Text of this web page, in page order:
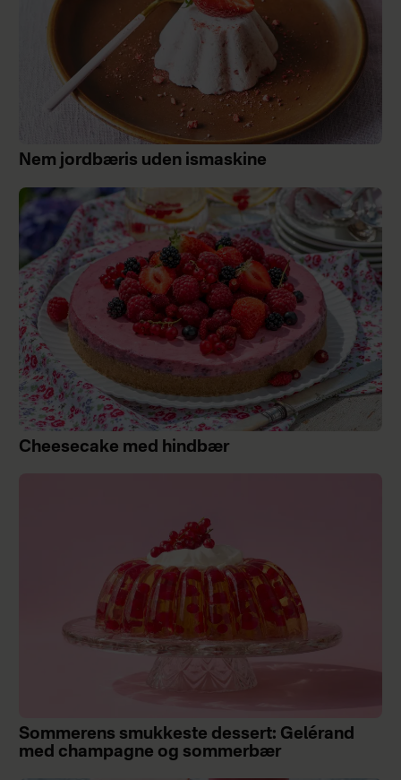
Nem jordbæris uden ismaskine
Cheesecake med hindbær
Sommerens smukkeste dessert: Gelérand
med champagne og sommerbær